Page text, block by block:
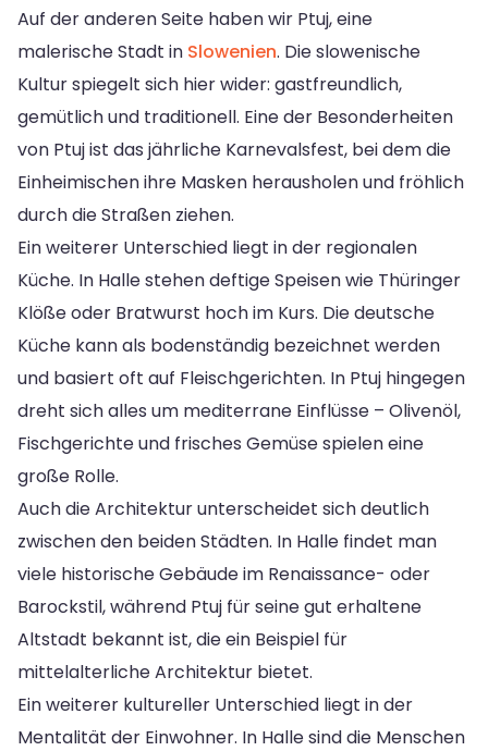
Auf der anderen Seite haben wir Ptuj, eine
malerische Stadt in Slowenien. Die slowenische
Kultur spiegelt sich hier wider: gastfreundlich,
gemütlich und traditionell. Eine der Besonderheiten
von Ptuj ist das jährliche Karnevalsfest, bei dem die
Einheimischen ihre Masken herausholen und fröhlich
durch die Straßen ziehen.
Ein weiterer Unterschied liegt in der regionalen
Küche. In Halle stehen deftige Speisen wie Thüringer
Klöße oder Bratwurst hoch im Kurs. Die deutsche
Küche kann als bodenständig bezeichnet werden
und basiert oft auf Fleischgerichten. In Ptuj hingegen
dreht sich alles um mediterrane Einflüsse – Olivenöl,
Fischgerichte und frisches Gemüse spielen eine
große Rolle.
Auch die Architektur unterscheidet sich deutlich
zwischen den beiden Städten. In Halle findet man
viele historische Gebäude im Renaissance- oder
Barockstil, während Ptuj für seine gut erhaltene
Altstadt bekannt ist, die ein Beispiel für
mittelalterliche Architektur bietet.
Ein weiterer kultureller Unterschied liegt in der
Mentalität der Einwohner. In Halle sind die Menschen